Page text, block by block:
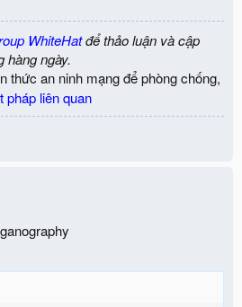
WhiteHatđể thảo luận và cập
hàng ngày.
thức an ninh mạng để phòng chống,
pháp liên quan